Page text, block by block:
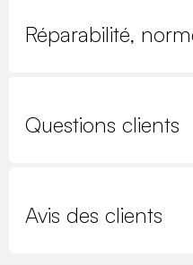
Réparabilité,
Questions clients
Avis des clients